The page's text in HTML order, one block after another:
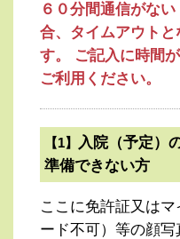
６０分間通信がな
合、タイムアウト
す。 ご記入に時間
ご利用ください。
【1】
入院（予定）
準備できない方
ここに免許証又は
ード不可）等の顔写